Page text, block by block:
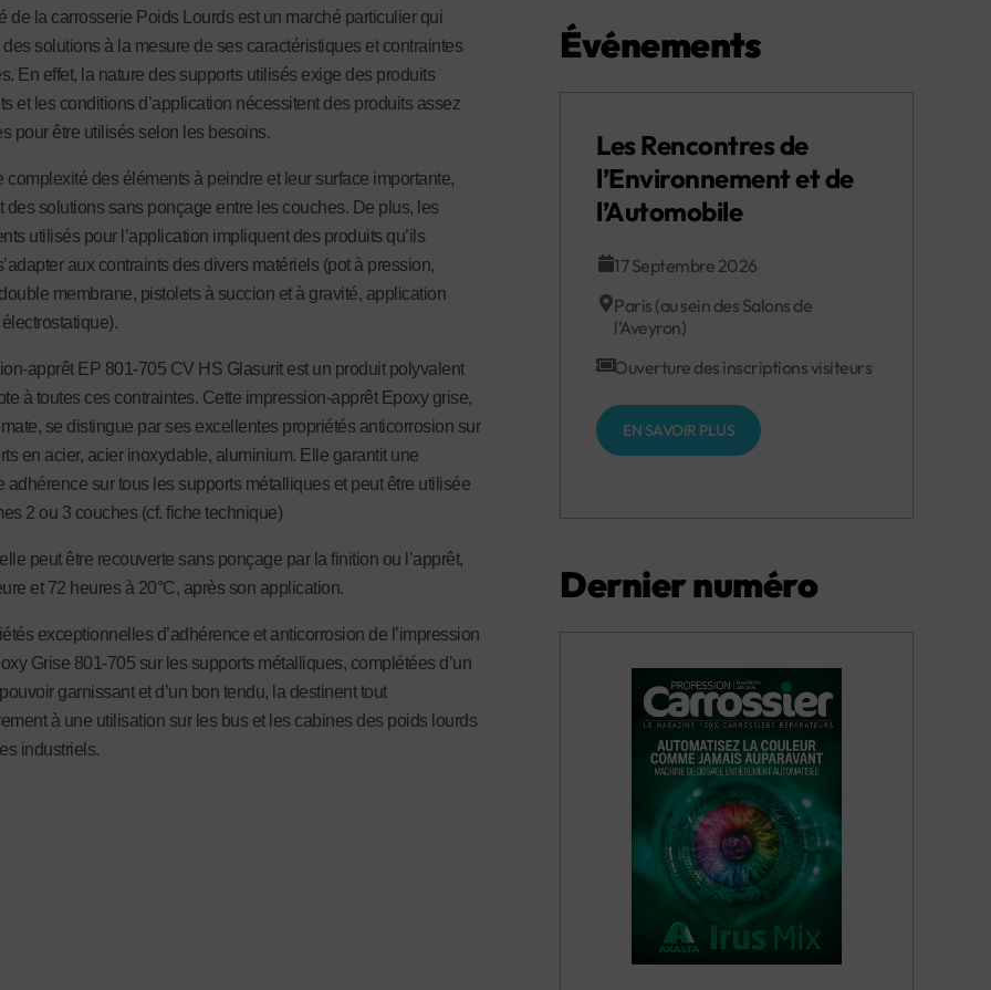
de la carrosserie Poids Lourds est un marché particulier qui
solutions à la mesure de ses caractéristiques et contraintes
En effet, la nature des supports utilisés exige des produits
et les conditions d’application nécessitent des produits assez
pour être utilisés selon les besoins.
complexité des éléments à peindre et leur surface importante,
des solutions sans ponçage entre les couches. De plus, les
utilisés pour l’application impliquent des produits qu’ils
aux contraints des divers matériels (pot à pression,
membrane, pistolets à succion et à gravité, application
apprêt EP 801-705 CV HS Glasurit est un produit polyvalent
à toutes ces contraintes. Cette impression-apprêt Epoxy grise,
se distingue par ses excellentes propriétés anticorrosion sur
en acier, acier inoxydable, aluminium. Elle garantit une
adhérence sur tous les supports métalliques et peut être utilisée
2 ou 3 couches (cf. fiche technique)
peut être recouverte sans ponçage par la finition ou l’apprêt,
et 72 heures à 20°C, après son application.
exceptionnelles d’adhérence et anticorrosion de l’impression
Grise 801-705 sur les supports métalliques, complétées d’un
garnissant et d’un bon tendu, la destinent tout
à une utilisation sur les bus et les cabines des poids lourds
industriels.
Événements
Les Rencontres de
l’Environnement et de
l’Automobile
17 Septembre 2026
Paris (au sein des Salons de
l’Aveyron)
Ouverture des inscriptions visiteurs
EN SAVOIR PLUS
Dernier numéro